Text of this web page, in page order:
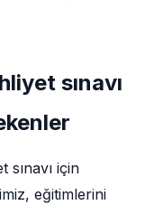
sınavı
sınavı için
eğitimlerini